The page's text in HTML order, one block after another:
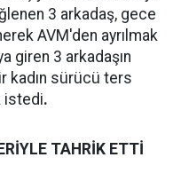
3 arkadaş, gece
AVM'den ayrılmak
giren 3 arkadaşın
kadın sürücü ters
istedi.
TAHRİK ETTİ